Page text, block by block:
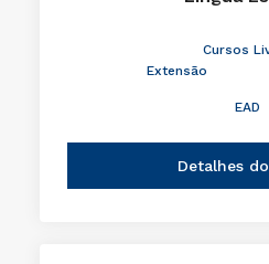
Cursos
Extensão
EAD
Detalhes